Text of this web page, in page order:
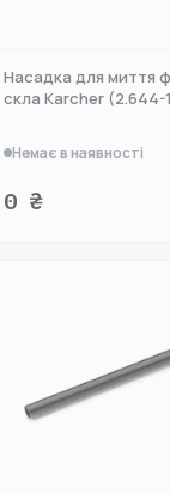
Насадка для миття
скла Karcher (2.644-
Немає в наявності
0 ₴